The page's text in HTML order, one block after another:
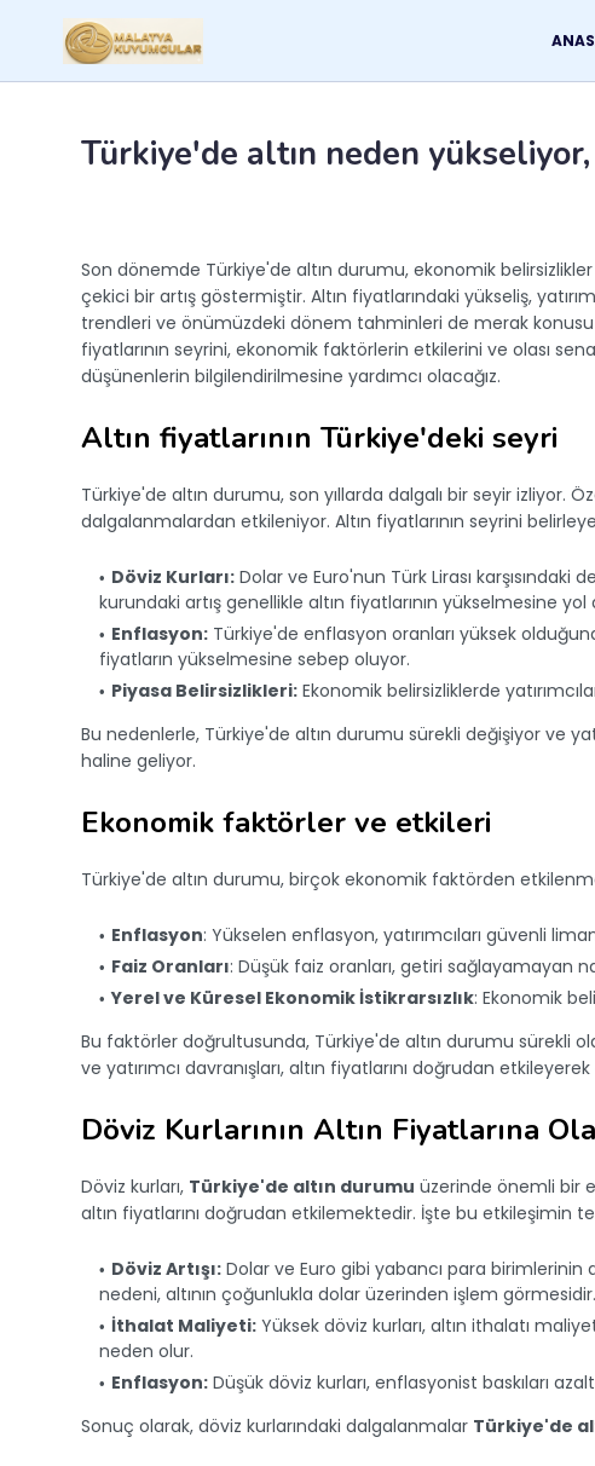
Türkiye'de altın neden
Son dönemde Türkiye'de altın durumu, ekonomik
çekici bir artış göstermiştir. Altın fiyatlarındaki yükseliş,
trendleri ve önümüzdeki dönem tahminleri de merak konusu
fiyatlarının seyrini, ekonomik faktörlerin etkilerini ve olası
düşünenlerin bilgilendirilmesine yardımcı olacağız.
Altın fiyatlarının Türkiye'deki seyri
Türkiye'de altın durumu, son yıllarda dalgalı bir seyir izliyor.
dalgalanmalardan etkileniyor. Altın fiyatlarının seyrini
Döviz Kurları: Dolar ve Euro'nun Türk Lirası karşısındaki
kurundaki artış genellikle altın fiyatlarının yükselmesine yol
Enflasyon: Türkiye'de enflasyon oranları yüksek
fiyatların yükselmesine sebep oluyor.
Piyasa Belirsizlikleri: Ekonomik belirsizliklerde
Bu nedenlerle, Türkiye'de altın durumu sürekli değişiyor ve
haline geliyor.
Ekonomik faktörler ve etkileri
Türkiye'de altın durumu, birçok ekonomik faktörden
Enflasyon: Yükselen enflasyon, yatırımcıları güvenli
Faiz Oranları: Düşük faiz oranları, getiri sağlayamayan
Yerel ve Küresel Ekonomik İstikrarsızlık: Ekonomik
Bu faktörler doğrultusunda, Türkiye'de altın durumu sürekli
ve yatırımcı davranışları, altın fiyatlarını doğrudan
Döviz Kurlarının Altın Fiyatlarına
Döviz kurları, Türkiye'de altın durumu üzerinde önemli bir
altın fiyatlarını doğrudan etkilemektedir. İşte bu etkileşimin
Döviz Artışı: Dolar ve Euro gibi yabancı para birimlerinin
nedeni, altının çoğunlukla dolar üzerinden işlem görmesidir.
İthalat Maliyeti: Yüksek döviz kurları, altın ithalatı
neden olur.
Enflasyon: Düşük döviz kurları, enflasyonist baskıları
Sonuç olarak, döviz kurlarındaki dalgalanmalar Türkiye'de